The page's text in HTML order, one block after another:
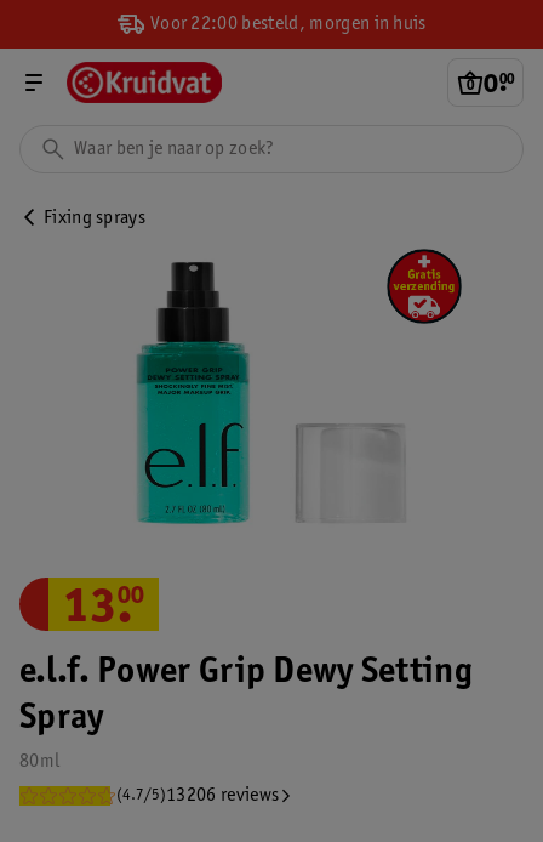
Voor 22:00 besteld, morgen in huis
0.
00
Fixing sprays
e.l.f. Power Grip Dewy Setting
Spray
80ml
(4.7/5)13206 reviews
13.
00